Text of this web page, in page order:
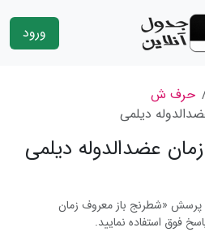
ورود
حرف ش
دیلمی
عضدالدوله دیلمی
پرسش «شطرنج باز معروف زمان
فوق استفاده نمایید.